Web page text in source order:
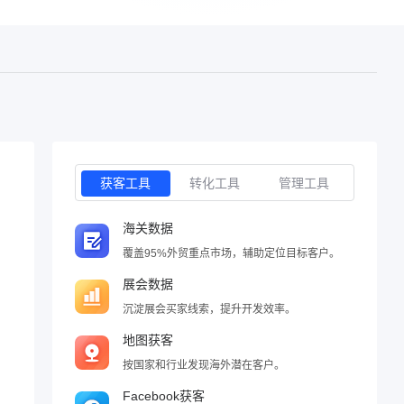
获客工具 转化工具 管理工具
海关数据
覆盖95%外贸重点市场，辅助定位目标客户。
展会数据
沉淀展会买家线索，提升开发效率。
地图获客
按国家和行业发现海外潜在客户。
Facebook获客